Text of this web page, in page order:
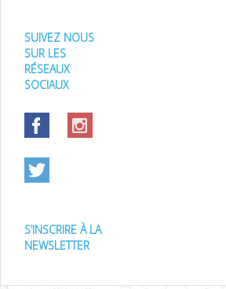
SUIVEZ NOUS
SUR LES
RÉSEAUX
SOCIAUX
S’INSCRIRE À LA
NEWSLETTER